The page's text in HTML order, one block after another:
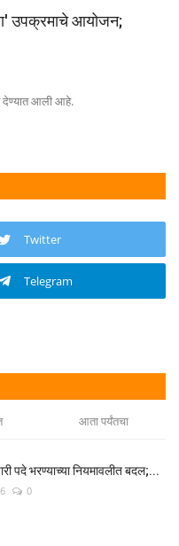
उपक्रमाचे आयोजन;
देण्यात आली आहे.
Twitter
Telegram
आता पर्यंतचा
पदे भरण्याच्या नियमावलीत बदल;...
0